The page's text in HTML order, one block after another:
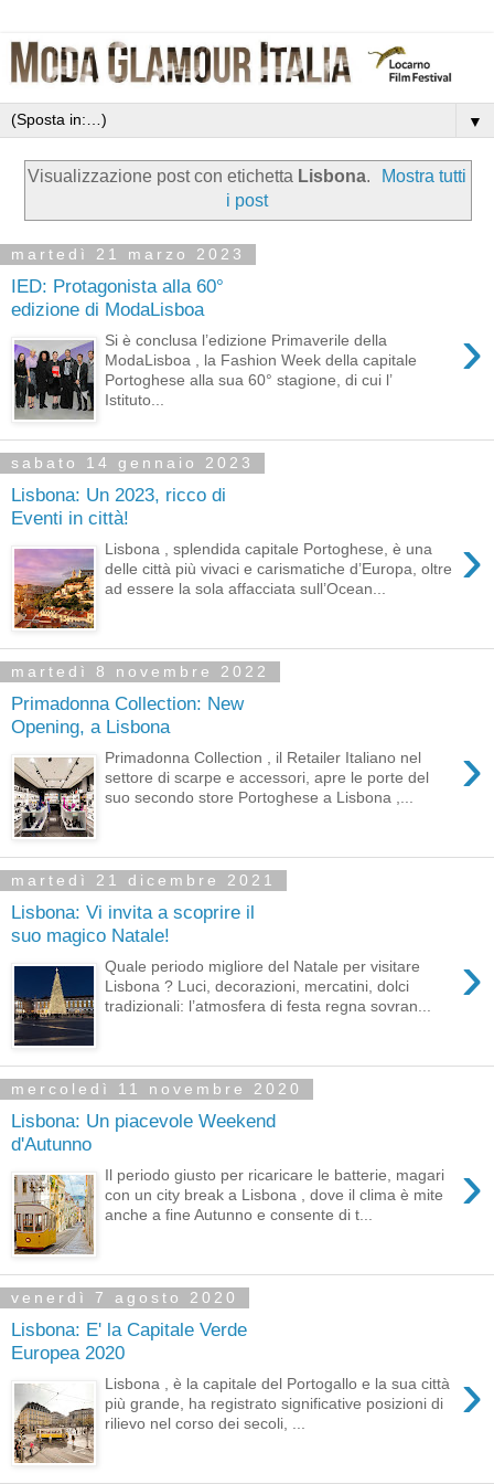
▼
Visualizzazione post con etichetta Lisbona.
Mostra tutti
i post
martedì 21 marzo 2023
IED: Protagonista alla 60°
edizione di ModaLisboa
›
Si è conclusa l’edizione Primaverile della
ModaLisboa , la Fashion Week della capitale
Portoghese alla sua 60° stagione, di cui l’
Istituto...
sabato 14 gennaio 2023
Lisbona: Un 2023, ricco di
Eventi in città!
›
Lisbona , splendida capitale Portoghese, è una
delle città più vivaci e carismatiche d’Europa, oltre
ad essere la sola affacciata sull’Ocean...
martedì 8 novembre 2022
Primadonna Collection: New
Opening, a Lisbona
›
Primadonna Collection , il Retailer Italiano nel
settore di scarpe e accessori, apre le porte del
suo secondo store Portoghese a Lisbona ,...
martedì 21 dicembre 2021
Lisbona: Vi invita a scoprire il
suo magico Natale!
›
Quale periodo migliore del Natale per visitare
Lisbona ? Luci, decorazioni, mercatini, dolci
tradizionali: l’atmosfera di festa regna sovran...
mercoledì 11 novembre 2020
Lisbona: Un piacevole Weekend
d'Autunno
›
Il periodo giusto per ricaricare le batterie, magari
con un city break a Lisbona , dove il clima è mite
anche a fine Autunno e consente di t...
venerdì 7 agosto 2020
Lisbona: E' la Capitale Verde
Europea 2020
›
Lisbona , è la capitale del Portogallo e la sua città
più grande, ha registrato significative posizioni di
rilievo nel corso dei secoli, ...